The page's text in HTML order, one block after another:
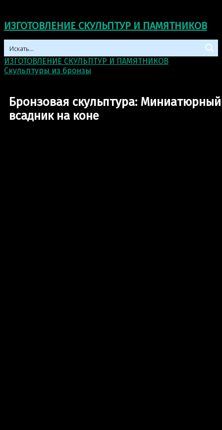
ИЗГОТОВЛЕНИЕ СКУЛЬПТУР И ПАМЯТНИКОВ
ИЗГОТОВЛЕНИЕ СКУЛЬПТУР И ПАМЯТНИКОВ
Скульптуры из бронзы
Бронзовая скульптура: Миниатюрный
всадник на коне